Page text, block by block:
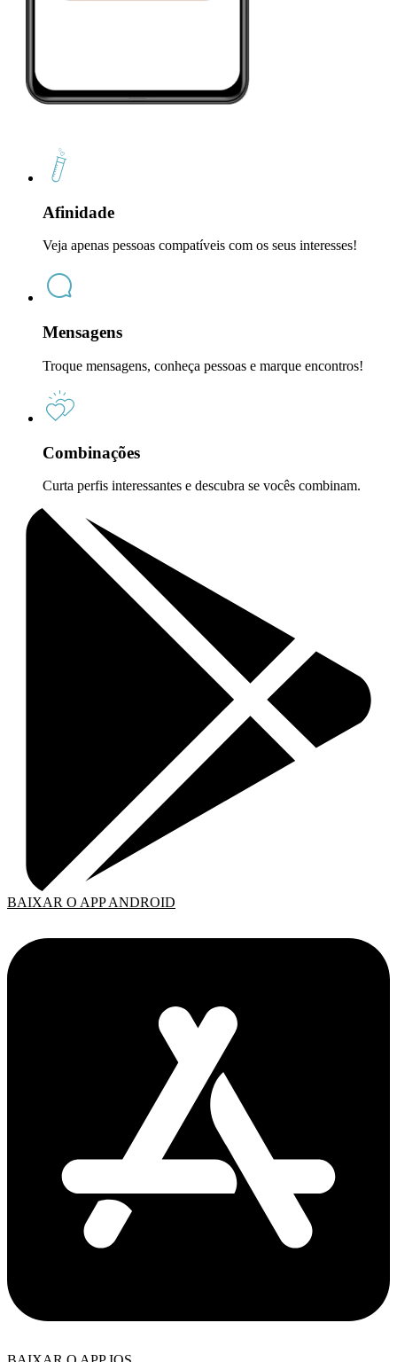
Afinidade
Veja apenas pessoas compatíveis com os seus interesses!
Mensagens
Troque mensagens, conheça pessoas e marque encontros!
Combinações
Curta perfis interessantes e descubra se vocês combinam.
BAIXAR O APP ANDROID